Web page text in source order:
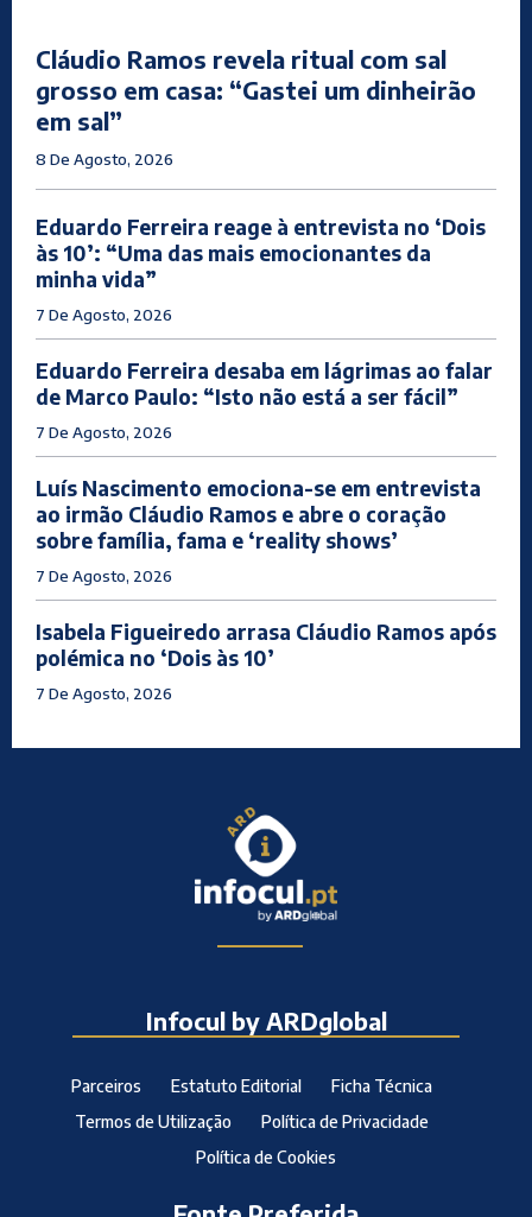
Cláudio Ramos revela ritual com sal
grosso em casa: “Gastei um dinheirão
em sal”
8 De Agosto, 2026
Eduardo Ferreira reage à entrevista no ‘Dois
às 10’: “Uma das mais emocionantes da
minha vida”
7 De Agosto, 2026
Eduardo Ferreira desaba em lágrimas ao falar
de Marco Paulo: “Isto não está a ser fácil”
7 De Agosto, 2026
Luís Nascimento emociona-se em entrevista
ao irmão Cláudio Ramos e abre o coração
sobre família, fama e ‘reality shows’
7 De Agosto, 2026
Isabela Figueiredo arrasa Cláudio Ramos após
polémica no ‘Dois às 10’
7 De Agosto, 2026
Infocul by ARDglobal
Parceiros Estatuto Editorial
Ficha Técnica
Termos de Utilização
Política de Privacidade
Política de Cookies